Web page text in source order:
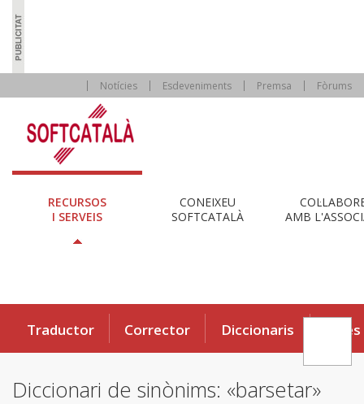
Notícies Esdeveniments Premsa Fòrums
RECURSOS
I SERVEIS
CONEIXEU
SOFTCATALÀ
AMB
Traductor Corrector Diccionaris Eines
Diccionari de sinònims: «barsetar»